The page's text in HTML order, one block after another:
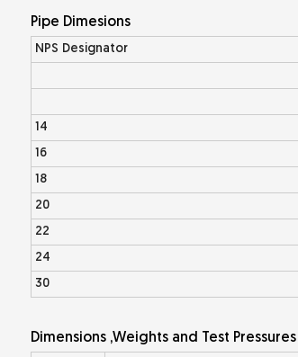
Pipe Dimesions
NPS Designator
14
16
18
20
22
24
30
Dimensions ,Weights and Test Pressures